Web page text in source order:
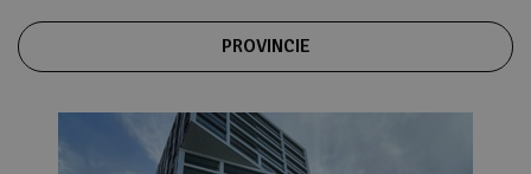
PROVINCIE